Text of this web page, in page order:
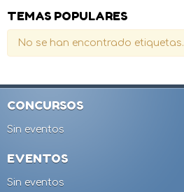
TEMAS POPULARES
No se han encontrado etiquetas.
CONCURSOS
Sin eventos
EVENTOS
Sin eventos